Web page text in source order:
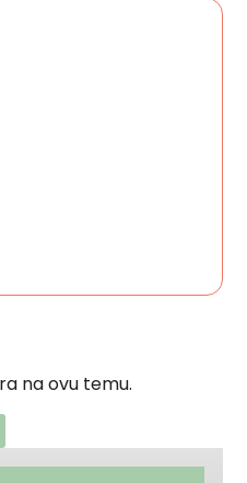
na ovu temu.